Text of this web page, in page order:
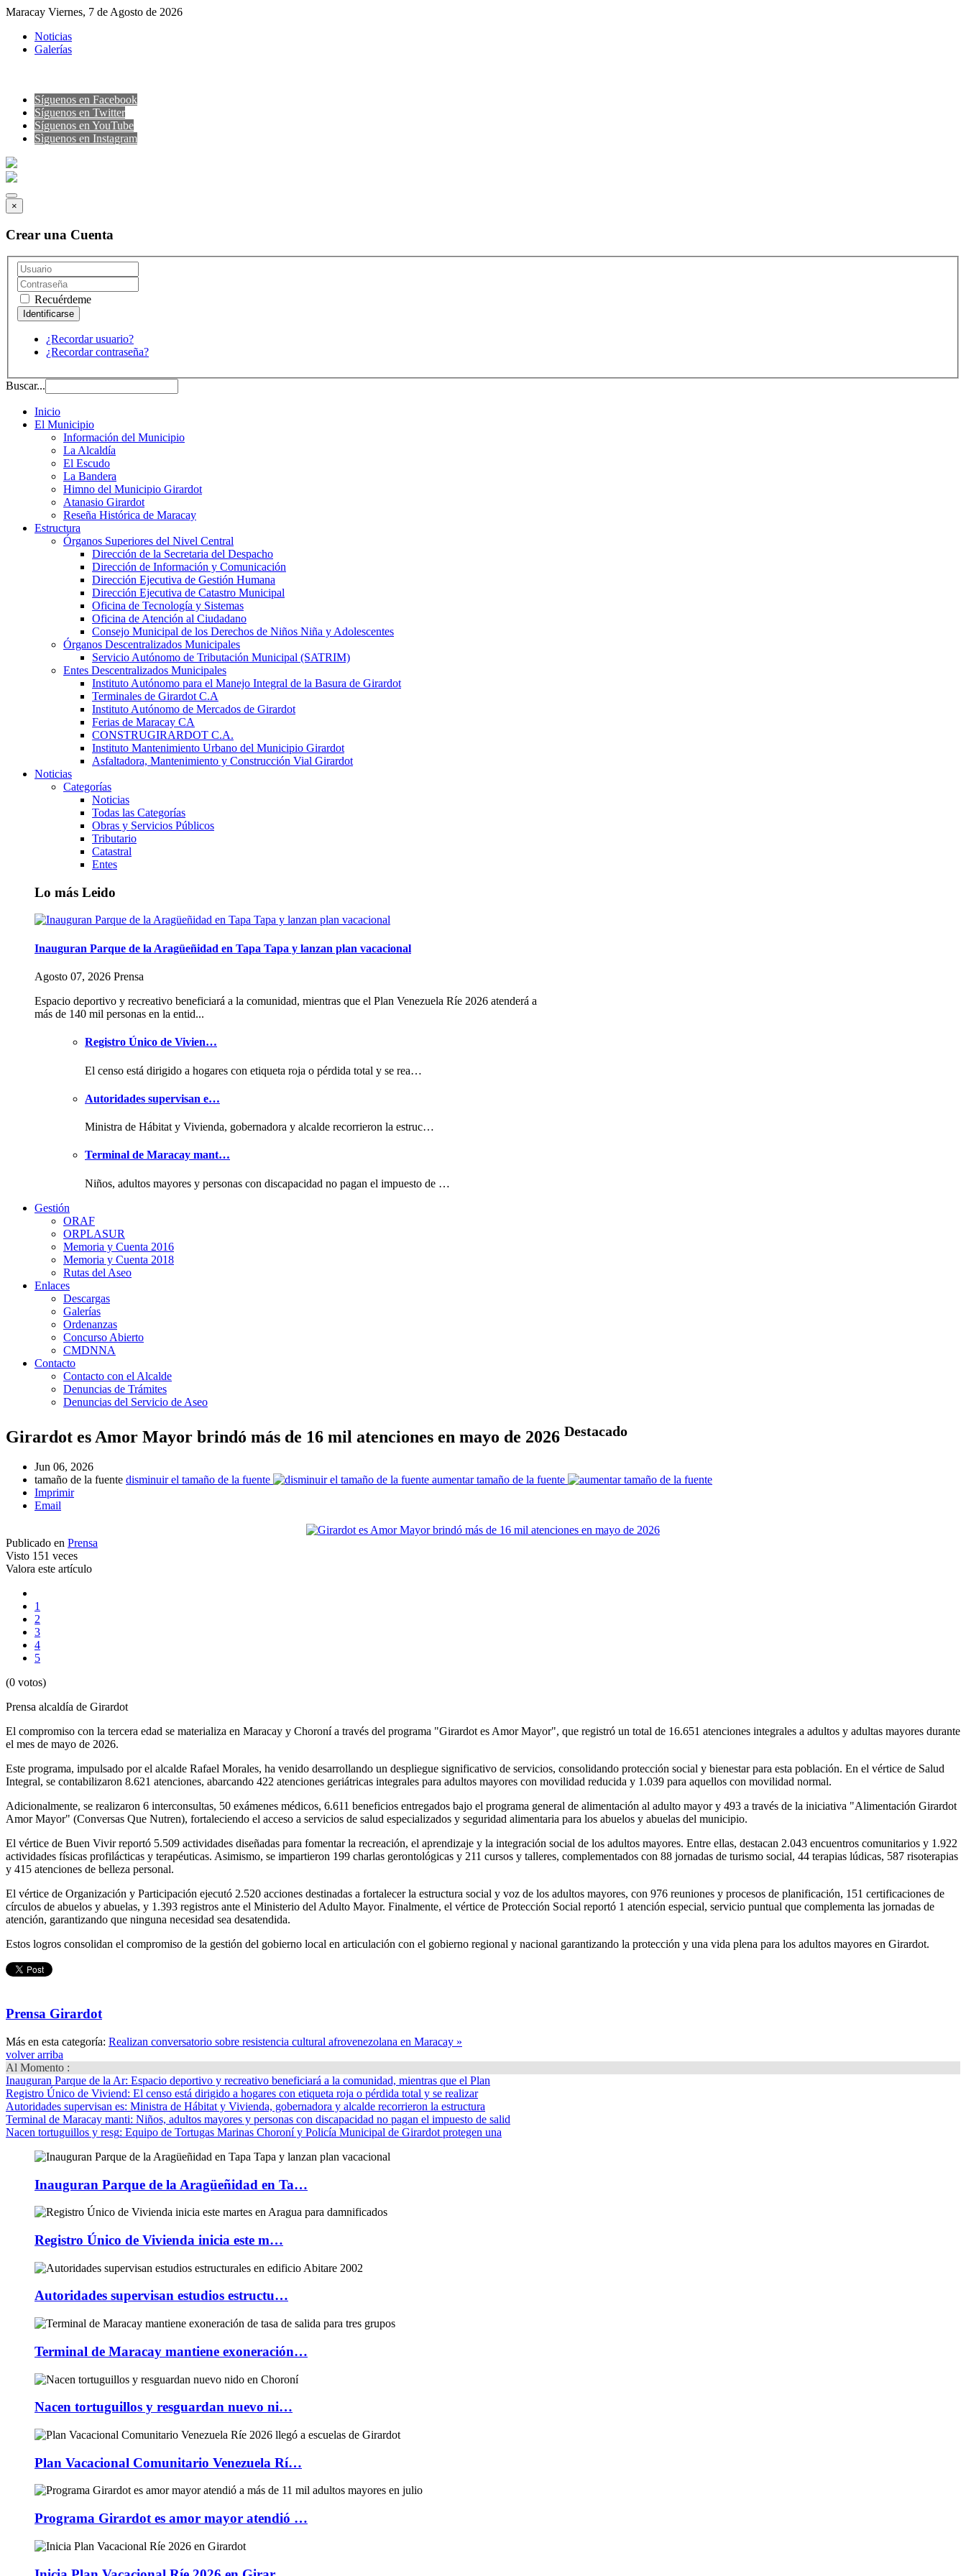
Maracay Viernes, 7 de Agosto de 2026
Noticias
Galerías
Síguenos en Facebook
Síguenos en Twitter
Síguenos en YouTube
Sìguenos en Instagram
×
Crear una Cuenta
Recuérdeme
¿Recordar usuario?
¿Recordar contraseña?
Buscar...
Inicio
El Municipio
Información del Municipio
La Alcaldía
El Escudo
La Bandera
Himno del Municipio Girardot
Atanasio Girardot
Reseña Histórica de Maracay
Estructura
Órganos Superiores del Nivel Central
Dirección de la Secretaria del Despacho
Dirección de Información y Comunicación
Dirección Ejecutiva de Gestión Humana
Dirección Ejecutiva de Catastro Municipal
Oficina de Tecnología y Sistemas
Oficina de Atención al Ciudadano
Consejo Municipal de los Derechos de Niños Niña y Adolescentes
Órganos Descentralizados Municipales
Servicio Autónomo de Tributación Municipal (SATRIM)
Entes Descentralizados Municipales
Instituto Autónomo para el Manejo Integral de la Basura de Girardot
Terminales de Girardot C.A
Instituto Autónomo de Mercados de Girardot
Ferias de Maracay CA
CONSTRUGIRARDOT C.A.
Instituto Mantenimiento Urbano del Municipio Girardot
Asfaltadora, Mantenimiento y Construcción Vial Girardot
Noticias
Categorías
Noticias
Todas las Categorías
Obras y Servicios Públicos
Tributario
Catastral
Entes
Lo más Leido
Inauguran Parque de la Aragüeñidad en Tapa Tapa y lanzan plan vacacional
Agosto 07, 2026 Prensa
Espacio deportivo y recreativo beneficiará a la comunidad, mientras que el Plan Venezuela Ríe 2026 atenderá a
más de 140 mil personas en la entid...
Registro Único de Vivien…
El censo está dirigido a hogares con etiqueta roja o pérdida total y se rea…
Autoridades supervisan e…
Ministra de Hábitat y Vivienda, gobernadora y alcalde recorrieron la estruc…
Terminal de Maracay mant…
Niños, adultos mayores y personas con discapacidad no pagan el impuesto de …
Gestión
ORAF
ORPLASUR
Memoria y Cuenta 2016
Memoria y Cuenta 2018
Rutas del Aseo
Enlaces
Descargas
Galerías
Ordenanzas
Concurso Abierto
CMDNNA
Contacto
Contacto con el Alcalde
Denuncias de Trámites
Denuncias del Servicio de Aseo
Girardot es Amor Mayor brindó más de 16 mil atenciones en mayo de 2026 Destacado
Jun 06, 2026
tamaño de la fuente disminuir el tamaño de la fuente
aumentar tamaño de la fuente
Imprimir
Email
Publicado en Prensa
Visto 151 veces
Valora este artículo
1
2
3
4
5
(0 votos)
Prensa alcaldía de Girardot
El compromiso con la tercera edad se materializa en Maracay y Choroní a través del programa "Girardot es Amor Mayor", que registró un total de 16.651 atenciones integrales a adultos y adultas mayores durante
el mes de mayo de 2026.
Este programa, impulsado por el alcalde Rafael Morales, ha venido desarrollando un despliegue significativo de servicios, consolidando protección social y bienestar para esta población. En el vértice de Salud
Integral, se contabilizaron 8.621 atenciones, abarcando 422 atenciones geriátricas integrales para adultos mayores con movilidad reducida y 1.039 para aquellos con movilidad normal.
Adicionalmente, se realizaron 6 interconsultas, 50 exámenes médicos, 6.611 beneficios entregados bajo el programa general de alimentación al adulto mayor y 493 a través de la iniciativa "Alimentación Girardot
Amor Mayor" (Conversas Que Nutren), fortaleciendo el acceso a servicios de salud especializados y seguridad alimentaria para los abuelos y abuelas del municipio.
El vértice de Buen Vivir reportó 5.509 actividades diseñadas para fomentar la recreación, el aprendizaje y la integración social de los adultos mayores. Entre ellas, destacan 2.043 encuentros comunitarios y 1.922
actividades físicas profilácticas y terapéuticas. Asimismo, se impartieron 199 charlas gerontológicas y 211 cursos y talleres, complementados con 88 jornadas de turismo social, 44 terapias lúdicas, 587 risoterapias
y 415 atenciones de belleza personal.
El vértice de Organización y Participación ejecutó 2.520 acciones destinadas a fortalecer la estructura social y voz de los adultos mayores, con 976 reuniones y procesos de planificación, 151 certificaciones de
círculos de abuelos y abuelas, y 1.393 registros ante el Ministerio del Adulto Mayor. Finalmente, el vértice de Protección Social reportó 1 atención especial, servicio puntual que complementa las jornadas de
atención, garantizando que ninguna necesidad sea desatendida.
Estos logros consolidan el compromiso de la gestión del gobierno local en articulación con el gobierno regional y nacional garantizando la protección y una vida plena para los adultos mayores en Girardot.
Prensa Girardot
Más en esta categoría: Realizan conversatorio sobre resistencia cultural afrovenezolana en Maracay »
volver arriba
Al Momento :
Inauguran Parque de la Ar: Espacio deportivo y recreativo beneficiará a la comunidad, mientras que el Plan
Registro Único de Viviend: El censo está dirigido a hogares con etiqueta roja o pérdida total y se realizar
Autoridades supervisan es: Ministra de Hábitat y Vivienda, gobernadora y alcalde recorrieron la estructura
Terminal de Maracay manti: Niños, adultos mayores y personas con discapacidad no pagan el impuesto de salid
Nacen tortuguillos y resg: Equipo de Tortugas Marinas Choroní y Policía Municipal de Girardot protegen una
Inauguran Parque de la Aragüeñidad en Ta…
Registro Único de Vivienda inicia este m…
Autoridades supervisan estudios estructu…
Terminal de Maracay mantiene exoneración…
Nacen tortuguillos y resguardan nuevo ni…
Plan Vacacional Comunitario Venezuela Rí…
Programa Girardot es amor mayor atendió …